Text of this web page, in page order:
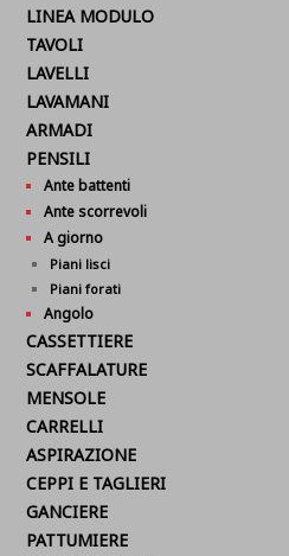
LINEA MODULO
TAVOLI
LAVELLI
LAVAMANI
ARMADI
PENSILI
Ante battenti
Ante scorrevoli
A giorno
Piani lisci
Piani forati
Angolo
CASSETTIERE
SCAFFALATURE
MENSOLE
CARRELLI
ASPIRAZIONE
CEPPI E TAGLIERI
GANCIERE
PATTUMIERE